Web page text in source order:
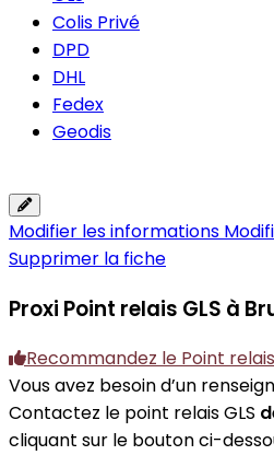
Colis Privé
DPD
DHL
Fedex
Geodis
Modifier les informations
Supprimer la fiche
Proxi Point relais GLS à
Recommandez le Point relais
Vous avez besoin d’un
Contactez le point relais GLS
cliquant sur le bouton ci-